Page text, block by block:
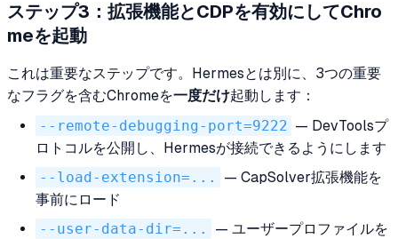
ステップ3：拡張機能とCDPを有効にしてChro
meを起動
これは重要なステップです。Hermesとは別に、3つの重要
なフラグを含むChromeを一度だけ起動します：
--remote-debugging-port=9222 — DevToolsプ
ロトコルを公開し、Hermesが接続できるようにします
--load-extension=...
— CapSolver拡張機能を
事前にロード
--user-data-dir=...
— ユーザープロファイルを